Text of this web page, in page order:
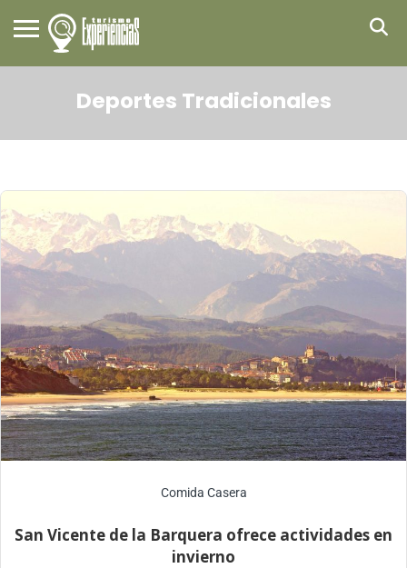
Deportes Tradicionales
Comida Casera
San Vicente de la Barquera ofrece actividades en
invierno